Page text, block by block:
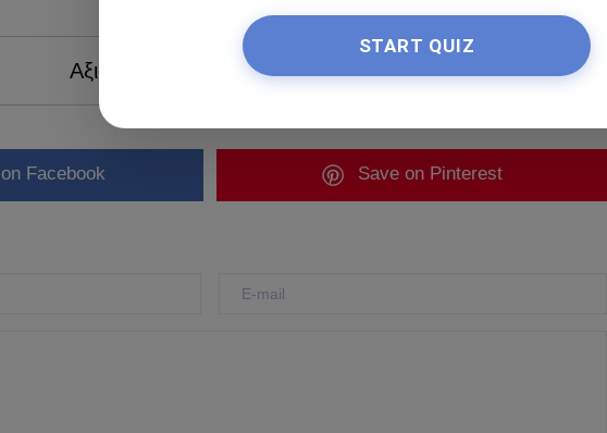
Αξιολογήστε τον καλλιτέχνη
on Facebook Save on Pinterest
START QUIZ